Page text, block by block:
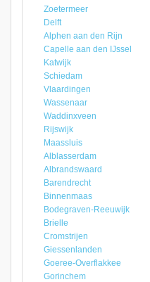
Zoetermeer
Delft
Alphen aan den Rijn
Capelle aan den IJssel
Katwijk
Schiedam
Vlaardingen
Wassenaar
Waddinxveen
Rijswijk
Maassluis
Alblasserdam
Albrandswaard
Barendrecht
Binnenmaas
Bodegraven-Reeuwijk
Brielle
Cromstrijen
Giessenlanden
Goeree-Overflakkee
Gorinchem